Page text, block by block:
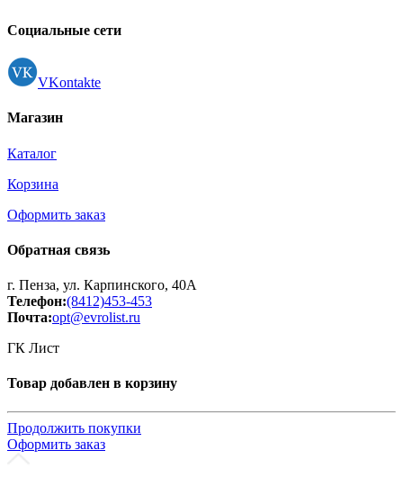
Регистрация
Социальные сети
VKontakte
Магазин
Каталог
Корзина
Оформить заказ
Обратная связь
г. Пенза, ул. Карпинского, 40А
Телефон:(8412)453-453
Почта:opt@evrolist.ru
ГК Лист
Товар добавлен в корзину
Продолжить покупки
Оформить заказ